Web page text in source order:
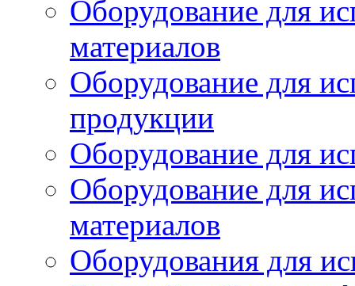
Оборудование для
материалов
Оборудование для
продукции
Оборудование для
Оборудование для
материалов
Оборудования для